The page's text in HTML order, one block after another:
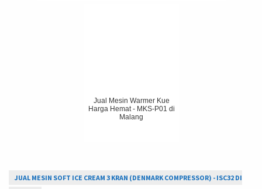
Jual Mesin Warmer Kue
Harga Hemat - MKS-P01 di
Malang
JUAL MESIN SOFT ICE CREAM 3 KRAN (DENMARK COMPRESSOR) - ISC32 DI